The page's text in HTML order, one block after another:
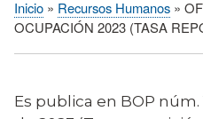
Sobrescribir
ayuda
a
Inicio Recursos Humanos
OCUPACIÓN 2023 (TASA
Es publica en BOP núm.